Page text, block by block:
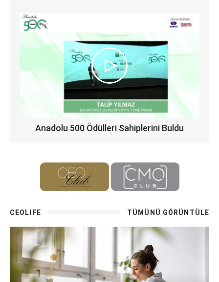
Anadolu 500 Ödülleri Sahiplerini Buldu
CEOLIFE TÜMÜNÜ GÖRÜNTÜLE